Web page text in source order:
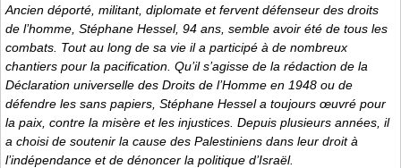
Ancien déporté, militant, diplomate et fervent défenseur des droits
de l’homme, Stéphane Hessel, 94 ans, semble avoir été de tous les
combats. Tout au long de sa vie il a participé à de nombreux
chantiers pour la pacification. Qu’il s’agisse de la rédaction de la
Déclaration universelle des Droits de l’Homme en 1948 ou de
défendre les sans papiers, Stéphane Hessel a toujours œuvré pour
la paix, contre la misère et les injustices. Depuis plusieurs années, il
a choisi de soutenir la cause des Palestiniens dans leur droit à
l’indépendance et de dénoncer la politique d’Israël.